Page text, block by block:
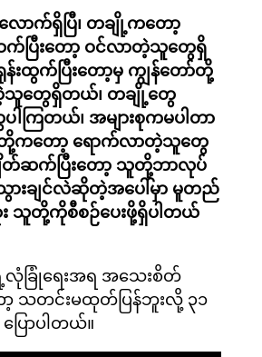
လောက်ရှိပြီ၊ တချို့ကတော့
က်ပြီးတော့ ဝင်လာတဲ့သူတွေရှိ
ထွက်ပြီးတော့မှ ကျွန်တော်တို့
တွေရှိတယ်၊ တချို့တွေ
ြတယ်၊ အများစုကမပါတာ
ာ်တို့ကတော့ ရောက်လာတဲ့သူတွေ
တ်ဆက်ပြီးတော့ သူတို့ဘာလုပ်
ချင်လဲဆိုတဲ့အပေါ်မှာ မူတည်
း သူတို့ကိုစီစဉ်ပေးဖို့ရှိပါတယ်
လုံခြုံရေးအရ အသေးစိတ်
တင်းမထုတ်ပြန်ဘူးလို့ ၃၁
ြောပါတယ်။